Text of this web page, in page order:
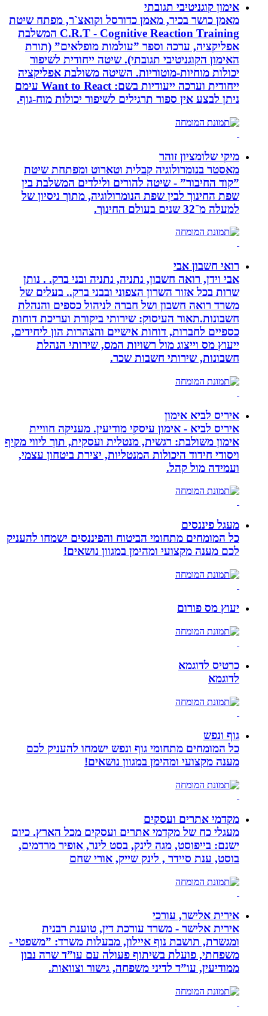
אימון קוגניטיבי תגובתי
מאמן כושר בכיר, מאמן כדורסל וקואצ`ר, מפתח שיטת
C.R.T - Cognitive Reaction Training המשלבת
אפליקציה, ערכה וספר ”עולמות מופלאים” (תורת
האימון הקוגניטיבי תגובתי). שיטה ייחודית לשיפור
יכולות מוחיות-מוטוריות. השיטה משולבת אפליקציה
ייחודית וערכה ייעודיות בשם: Want to React עימם
ניתן לבצע אין ספור תרגילים לשיפור יכולות מוח-גוף.
מיקי שלומציון זוהר
מאסטר בנומרולוגיה קבלית וטארוט ומפתחת שיטת
”קוד החיבור” - שיטה להורים ולילדים המשלבת בין
שפת החינוך לבין שפת הנומרולוגיה, מתוך ניסיון של
למעלה מ־32 שנים בעולם החינוך.
רואי חשבון אבי
אבי וידן, רואה חשבון, נתניה, נתניה ובני ברק. . נותן
שרות בכל אזור השרון הצפוני ובבני ברק.. בעלים של
משרד רואה חשבון ושל חברה לניהול כספים והנהלת
חשבונות.תאור העיסוק: שירותי ביקורת ועריכת דוחות
כספיים לחברות, דוחות אישיים והצהרות הון ליחידים,
ייעוץ מס וייצוג מול רשויות המס, שירותי הנהלת
חשבונות, שירותי חשבות שכר.
איריס לביא אימון
איריס לביא - אימון עיסקי מודיעין. מעניקה חוויית
אימון משולבת: רגשית, מנטלית ועסקית, תוך ליווי מקיף
ויסודי חידוד היכולות המנטליות, יצירת ביטחון עצמי,
ועמידה מול קהל.
מעגל פיננסים
כל המומחים מתחומי הביטוח והפיננסים ישמחו להעניק
לכם מענה מקצועי ומהימן במגוון נושאים!
יעוץ מס פורום
כרטיס לדוגמא
לדוגמא
גוף ונפש
כל המומחים מתחומי גוף ונפש ישמחו להעניק לכם
מענה מקצועי ומהימן במגוון נושאים!
מקדמי אתרים ועסקים
מעגלי כח של מקדמי אתרים ועסקים מכל הארץ. כיום
ישנם: בייפוסט, מגה לינק, בסט לינר, אופיר מרדמים,
בוסט, ענת סיידר , לינק שייק, אורי שחם
אירית אלישר, עורכי
אירית אלישר - משרד עורכת דין, טוענת רבנית
ומגשרת, תושבת נוף איילון, מבעלות משרד: ”משפטי -
משפחתי, פועלת בשיתוף פעולה עם עו”ד שרה נבון
ממודיעין, עו”ד לדיני משפחה, גישור וצוואות.